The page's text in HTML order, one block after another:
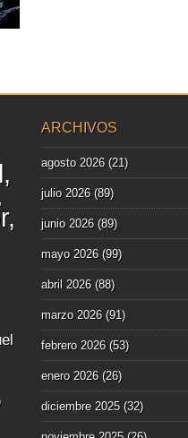
▶
ARCHIVOS
agosto 2026(21)
julio 2026(89)
junio 2026(89)
mayo 2026(99)
abril 2026(88)
marzo 2026(91)
febrero 2026(53)
enero 2026(26)
diciembre 2025(32)